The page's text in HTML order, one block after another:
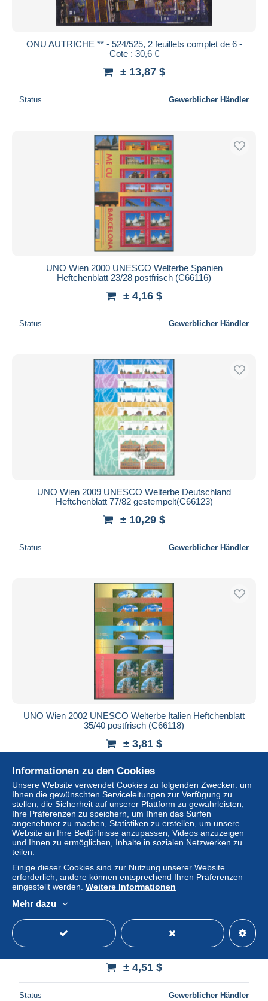
ONU AUTRICHE ** - 524/525, 2 feuillets complet de 6 -
Cote : 30,6 €
± 13,87 $
Status Gewerblicher Händler
UNO Wien 2000 UNESCO Welterbe Spanien
Heftchenblatt 23/28 postfrisch (C66116)
± 4,16 $
Status Gewerblicher Händler
UNO Wien 2009 UNESCO Welterbe Deutschland
Heftchenblatt 77/82 gestempelt(C66123)
± 10,29 $
Status Gewerblicher Händler
UNO Wien 2002 UNESCO Welterbe Italien Heftchenblatt
35/40 postfrisch (C66118)
± 3,81 $
Status
UNO Wien 1998 UNESCO Welterbe Schönbrunn
Heftchenblatt 11/16 postfrisch (C66114)
± 4,51 $
Status Gewerblicher Händler
Informationen zu den Cookies
Unsere Website verwendet Cookies zu folgenden Zwecken: um
Ihnen die gewünschten Serviceleitungen zur Verfügung zu
stellen, die Sicherheit auf unserer Plattform zu gewährleisten,
Ihre Präferenzen zu speichern, um Ihnen das Surfen
angenehmer zu machen, Statistiken zu erstellen, um unsere
Website an Ihre Bedürfnisse anzupassen, Videos anzuzeigen
und Ihnen zu ermöglichen, Inhalte in sozialen Netzwerken zu
teilen.
Einige dieser Cookies sind zur Nutzung unserer Website
erforderlich, andere können entsprechend Ihren Präferenzen
eingestellt werden. Weitere Informationen
Mehr dazu